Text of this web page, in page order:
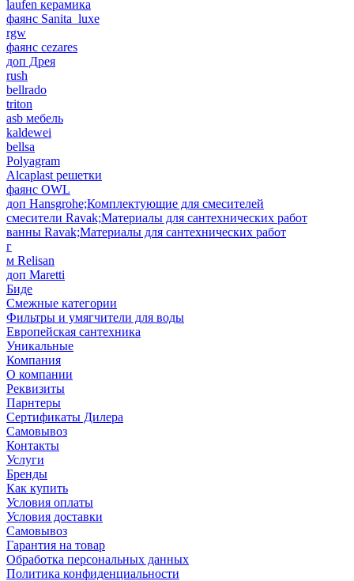
laufen керамика
фаянс Sanita_luxe
rgw
фаянс cezares
доп Дрея
rush
bellrado
triton
asb мебель
kaldewei
bellsa
Polyagram
Alcaplast решетки
фаянс OWL
доп Hansgrohe;Комплектующие для смесителей
смесители Ravak;Материалы для сантехнических работ
ванны Ravak;Материалы для сантехнических работ
г
м Relisan
доп Maretti
Биде
Смежные категории
Фильтры и умягчители для воды
Европейская сантехника
Уникальные
Компания
О компании
Реквизиты
Парнтеры
Сертификаты Дилера
Самовывоз
Контакты
Услуги
Бренды
Как купить
Условия оплаты
Условия доставки
Самовывоз
Гарантия на товар
Обработка персональных данных
Политика конфиденциальности